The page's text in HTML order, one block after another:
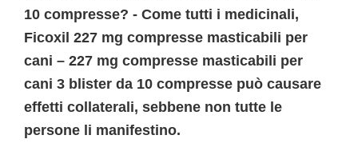
10 compresse? - Come tutti i medicinali,
Ficoxil 227 mg compresse masticabili per
cani – 227 mg compresse masticabili per
cani 3 blister da 10 compresse può causare
effetti collaterali, sebbene non tutte le
persone li manifestino.